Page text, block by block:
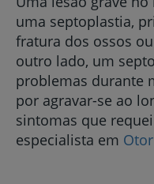
uma septoplastia,
fratura dos ossos
outro lado, um
problemas durante
por agravar-se ao
sintomas que
especialista em